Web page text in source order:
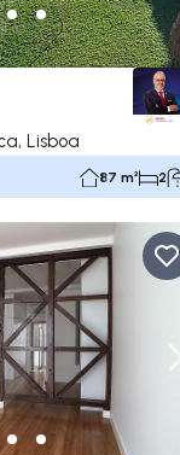
Lisboa
87 m² 2